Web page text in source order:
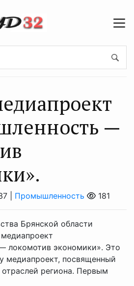
—
| Промышленность 181
Брянской области
локомотив экономики». Это
медиапроект, посвященный
региона. Первым